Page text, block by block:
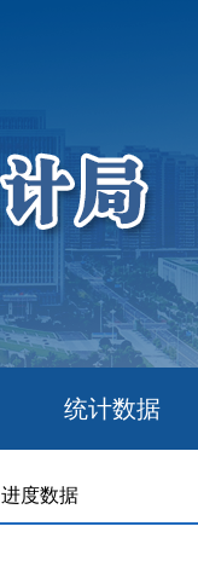
统计数据
进度数据